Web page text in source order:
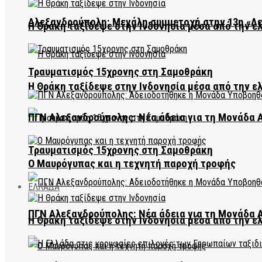
Αλεξανδρούπολη: Μεγάλη συμμετοχή στην 13η
Η Θράκη ταξίδεψε στην Ινδονησία μέσα από την
Τραυματισμός 15χρονης στη Σαμοθράκη
ΠΓΝ Αλεξανδρούπολης: Νέα άδεια για τη Μονάδα
Η Θράκη ταξίδεψε στην Ινδονησία μέσα από την
Τραυματισμός 15χρονης στη Σαμοθράκη
ΠΓΝ Αλεξανδρούπολης: Νέα άδεια για τη Μονάδα
Ο Μαυρόγυπας και η τεχνητή παροχή τροφής
ΕΛΛΑΔΑ
Η Θράκη ταξίδεψε στην Ινδονησία μέσα από την